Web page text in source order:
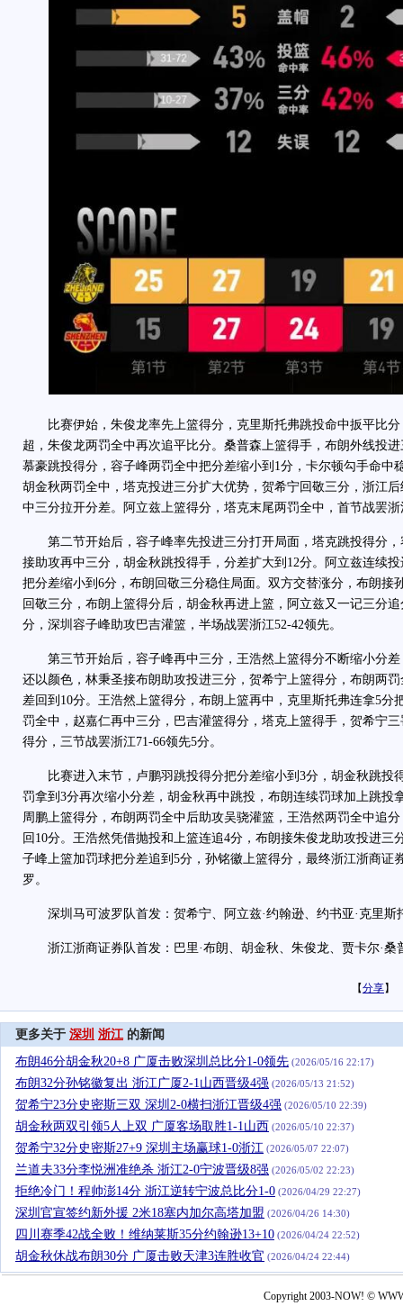
比赛伊始，朱俊龙率先上篮得分，克里斯托弗跳投命中扳平比分
超，朱俊龙两罚全中再次追平比分。桑普森上篮得手，布朗外线投
慕豪跳投得分，容子峰两罚全中把分差缩小到1分，卡尔顿勾手命中
胡金秋两罚全中，塔克投进三分扩大优势，贺希宁回敬三分，浙江
中三分拉开分差。阿立兹上篮得分，塔克末尾两罚全中，首节战罢
第二节开始后，容子峰率先投进三分打开局面，塔克跳投得分，
接助攻再中三分，胡金秋跳投得手，分差扩大到12分。阿立兹连续
把分差缩小到6分，布朗回敬三分稳住局面。双方交替涨分，布朗接
回敬三分，布朗上篮得分后，胡金秋再进上篮，阿立兹又一记三分
分，深圳容子峰助攻巴吉灌篮，半场战罢浙江52-42领先。
第三节开始后，容子峰再中三分，王浩然上篮得分不断缩小分差
还以颜色，林秉圣接布朗助攻投进三分，贺希宁上篮得分，布朗两
差回到10分。王浩然上篮得分，布朗上篮再中，克里斯托弗连拿5分
罚全中，赵嘉仁再中三分，巴吉灌篮得分，塔克上篮得手，贺希宁
得分，三节战罢浙江71-66领先5分。
比赛进入末节，卢鹏羽跳投得分把分差缩小到3分，胡金秋跳投
罚拿到3分再次缩小分差，胡金秋再中跳投，布朗连续罚球加上跳投
周鹏上篮得分，布朗两罚全中后助攻吴骁灌篮，王浩然两罚全中追
回10分。王浩然凭借抛投和上篮连追4分，布朗接朱俊龙助攻投进三
子峰上篮加罚球把分差追到5分，孙铭徽上篮得分，最终浙江浙商证
罗。
深圳马可波罗队首发：贺希宁、阿立兹·约翰逊、约书亚·克里斯
浙江浙商证券队首发：巴里·布朗、胡金秋、朱俊龙、贾卡尔·桑
【分享】
更多关于 深圳 浙江的新闻
布朗46分胡金秋20+8 广厦击败深圳总比分1-0领先 (2026/05/16 22:17)
布朗32分孙铭徽复出 浙江广厦2-1山西晋级4强 (2026/05/13 21:52)
贺希宁23分史密斯三双 深圳2-0横扫浙江晋级4强 (2026/05/10 22:39)
胡金秋两双引领5人上双 广厦客场取胜1-1山西 (2026/05/10 22:37)
贺希宁32分史密斯27+9 深圳主场赢球1-0浙江 (2026/05/07 22:07)
兰道夫33分李悦洲准绝杀 浙江2-0宁波晋级8强 (2026/05/02 22:23)
拒绝冷门！程帅澎14分 浙江逆转宁波总比分1-0 (2026/04/29 22:27)
深圳官宣签约新外援 2米18塞内加尔高塔加盟 (2026/04/26 14:30)
四川赛季42战全败！维纳莱斯35分约翰逊13+10 (2026/04/24 22:52)
胡金秋休战布朗30分 广厦击败天津3连胜收官 (2026/04/24 22:44)
Copyright 2003-NOW! ©